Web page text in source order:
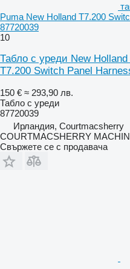
Puma New Holland T7.200
87720039
10
Табло с уреди New
T7.200 Switch Panel
150 € ≈ 293,90 лв.
Табло с уреди
87720039
Ирландия, Courtmacsherry
COURTMACSHERRY
Свържете се с продавача